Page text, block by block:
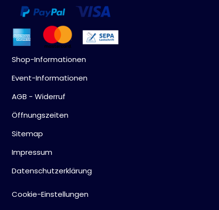
Shop-Informationen
Event-Informationen
AGB - Widerruf
Öffnungszeiten
Sitemap
Impressum
Datenschutzerklärung
Cookie-Einstellungen